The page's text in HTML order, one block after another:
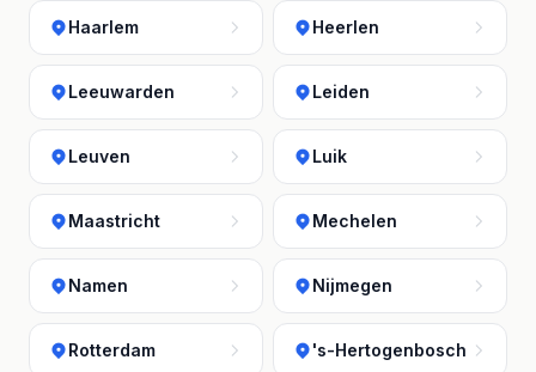
Haarlem Heerlen
Leeuwarden Leiden
Leuven Luik
Maastricht Mechelen
Namen Nijmegen
Rotterdam 's-Hertogenbosch